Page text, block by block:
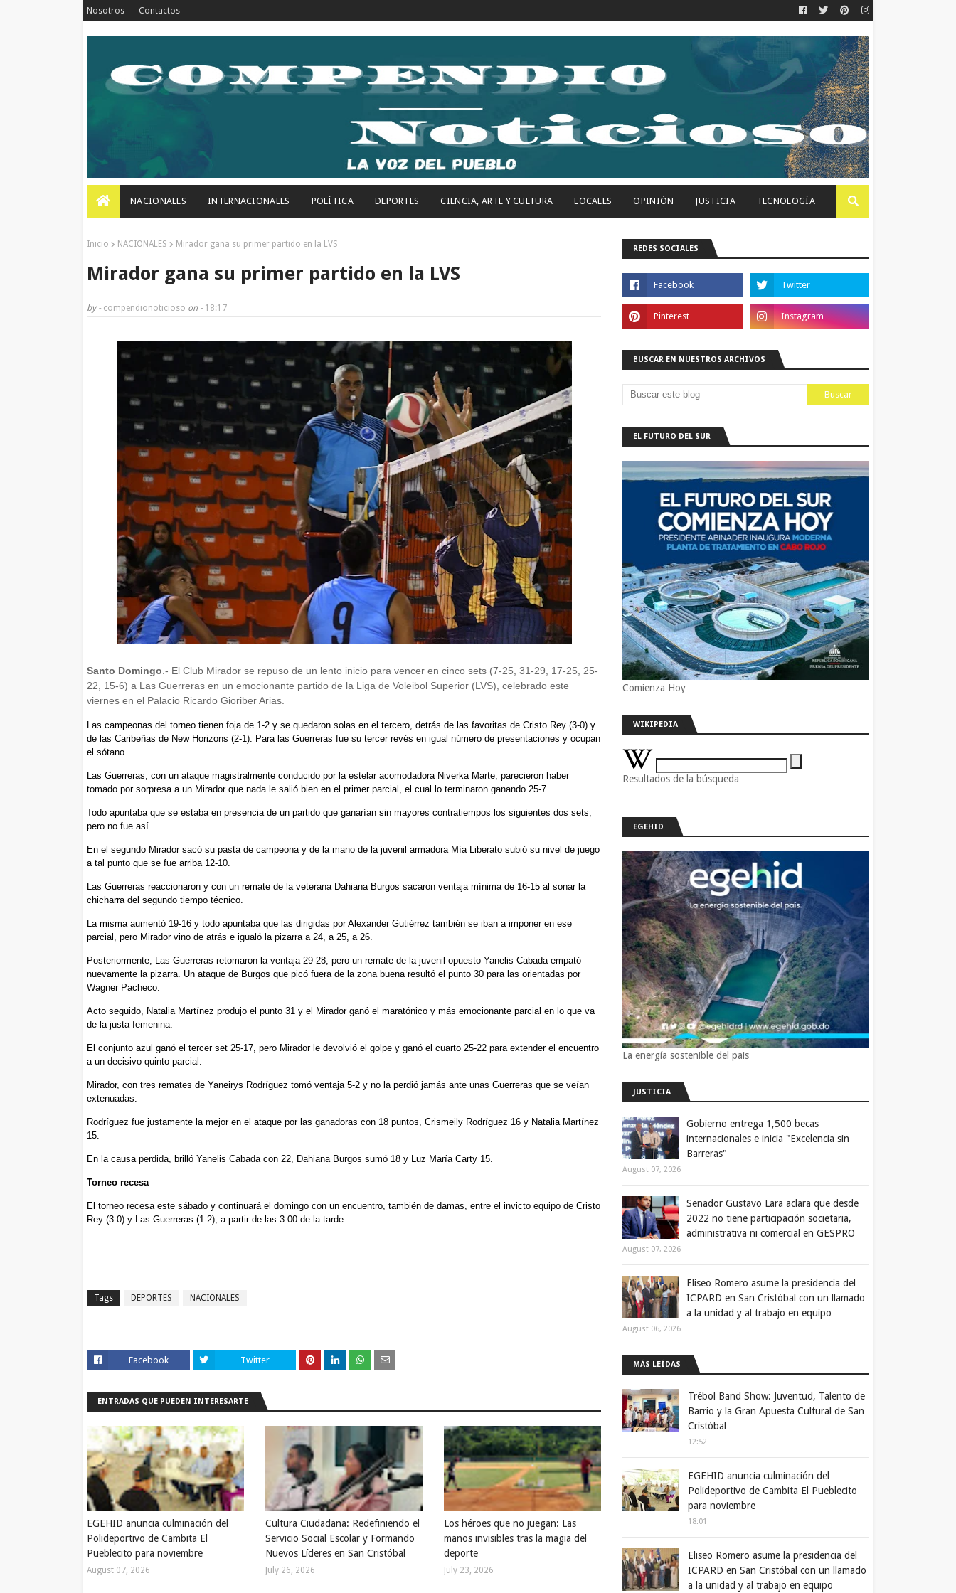
Nosotros Contactos
NACIONALES INTERNACIONALES POLÍTICA DEPORTES CIENCIA, ARTE Y CULTURA LOCALES OPINIÓN JUSTICIA TECNOLOGÍA
Inicio NACIONALES Mirador gana su primer partido en la LVS
Mirador gana su primer partido en la LVS
by - compendionoticioso on - 18:17
Santo Domingo .- El Club Mirador se repuso de un lento inicio para vencer en cinco sets (7-25, 31-29, 17-25, 25-
22, 15-6) a Las Guerreras en un emocionante partido de la Liga de Voleibol Superior (LVS), celebrado este
viernes en el Palacio Ricardo Gioriber Arias.
Las campeonas del torneo tienen foja de 1-2 y se quedaron solas en el tercero, detrás de las favoritas de Cristo Rey (3-0) y
de las Caribeñas de New Horizons (2-1). Para las Guerreras fue su tercer revés en igual número de presentaciones y ocupan
el sótano.
Las Guerreras, con un ataque magistralmente conducido por la estelar acomodadora Niverka Marte, parecieron haber
tomado por sorpresa a un Mirador que nada le salió bien en el primer parcial, el cual lo terminaron ganando 25-7.
Todo apuntaba que se estaba en presencia de un partido que ganarían sin mayores contratiempos los siguientes dos sets,
pero no fue así.
En el segundo Mirador sacó su pasta de campeona y de la mano de la juvenil armadora Mía Liberato subió su nivel de juego
a tal punto que se fue arriba 12-10.
Las Guerreras reaccionaron y con un remate de la veterana Dahiana Burgos sacaron ventaja mínima de 16-15 al sonar la
chicharra del segundo tiempo técnico.
La misma aumentó 19-16 y todo apuntaba que las dirigidas por Alexander Gutiérrez también se iban a imponer en ese
parcial, pero Mirador vino de atrás e igualó la pizarra a 24, a 25, a 26.
Posteriormente, Las Guerreras retomaron la ventaja 29-28, pero un remate de la juvenil opuesto Yanelis Cabada empató
nuevamente la pizarra. Un ataque de Burgos que picó fuera de la zona buena resultó el punto 30 para las orientadas por
Wagner Pacheco.
Acto seguido, Natalia Martínez produjo el punto 31 y el Mirador ganó el maratónico y más emocionante parcial en lo que va
de la justa femenina.
El conjunto azul ganó el tercer set 25-17, pero Mirador le devolvió el golpe y ganó el cuarto 25-22 para extender el encuentro
a un decisivo quinto parcial.
Mirador, con tres remates de Yaneirys Rodríguez tomó ventaja 5-2 y no la perdió jamás ante unas Guerreras que se veían
extenuadas.
Rodríguez fue justamente la mejor en el ataque por las ganadoras con 18 puntos, Crismeily Rodríguez 16 y Natalia Martínez
15.
En la causa perdida, brilló Yanelis Cabada con 22, Dahiana Burgos sumó 18 y Luz María Carty 15.
Torneo recesa
El torneo recesa este sábado y continuará el domingo con un encuentro, también de damas, entre el invicto equipo de Cristo
Rey (3-0) y Las Guerreras (1-2), a partir de las 3:00 de la tarde.
Tags DEPORTES NACIONALES
Facebook Twitter
ENTRADAS QUE PUEDEN INTERESARTE
EGEHID anuncia culminación del
Polideportivo de Cambita El
Pueblecito para noviembre
August 07, 2026
Cultura Ciudadana: Redefiniendo el
Servicio Social Escolar y Formando
Nuevos Líderes en San Cristóbal
July 26, 2026
Los héroes que no juegan: Las
manos invisibles tras la magia del
deporte
July 23, 2026
REDES SOCIALES
BUSCAR EN NUESTROS ARCHIVOS
EL FUTURO DEL SUR
Comienza Hoy
WIKIPEDIA
Resultados de la búsqueda
EGEHID
La energía sostenible del pais
JUSTICIA
Gobierno entrega 1,500 becas
internacionales e inicia "Excelencia sin
Barreras"
August 07, 2026
Senador Gustavo Lara aclara que desde
2022 no tiene participación societaria,
administrativa ni comercial en GESPRO
August 07, 2026
Eliseo Romero asume la presidencia del
ICPARD en San Cristóbal con un llamado
a la unidad y al trabajo en equipo
August 06, 2026
MÁS LEÍDAS
Trébol Band Show: Juventud, Talento de
Barrio y la Gran Apuesta Cultural de San
Cristóbal
12:52
EGEHID anuncia culminación del
Polideportivo de Cambita El Pueblecito
para noviembre
18:01
Eliseo Romero asume la presidencia del
ICPARD en San Cristóbal con un llamado
a la unidad y al trabajo en equipo